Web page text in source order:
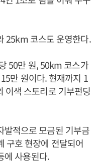
25km 코스도 운영한다.
50만 원, 50km 코스가
만 원이다. 현재까지 1
이색 스토리로 기부펀딩
발적으로 모금된 기부금
구호 현장에 전달되어
에 사용된다.